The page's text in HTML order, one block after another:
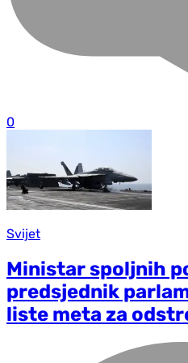
0
Svijet
Ministar spoljnih
predsjednik
liste meta za